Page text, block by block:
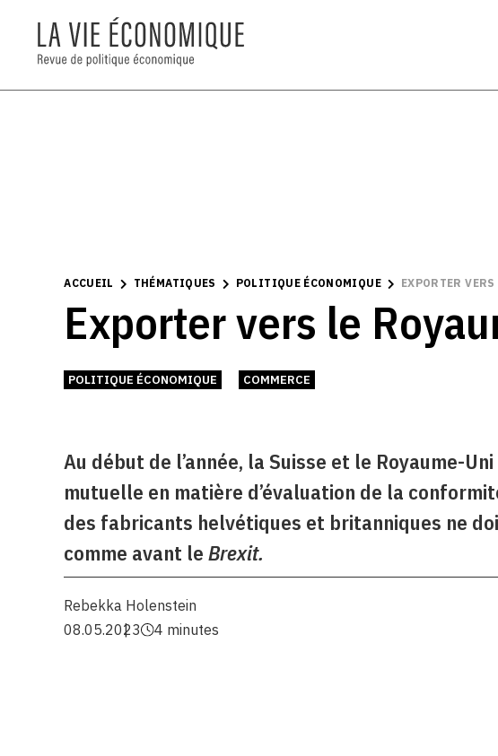
ACCUEIL THÉMATIQUES POLITIQUE ÉCONOMIQUE EXPORTER
Exporter vers le
POLITIQUE ÉCONOMIQUE COMMERCE
Au début de l’année, la Suisse et le Royaume-
mutuelle en matière d’évaluation de la
des fabricants helvétiques et britanniques ne
comme avant leBrexit.
Rebekka Holenstein
08.05.2023
4 minutes